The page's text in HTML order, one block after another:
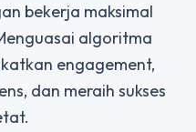
bekerja maksimal
algoritma
engagement,
dan meraih sukses